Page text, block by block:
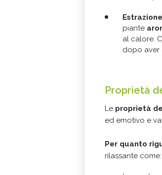
piante
al calore.
dopo aver
Proprietà
Le proprietà
ed emotivo e
Per quanto
rilassante come: